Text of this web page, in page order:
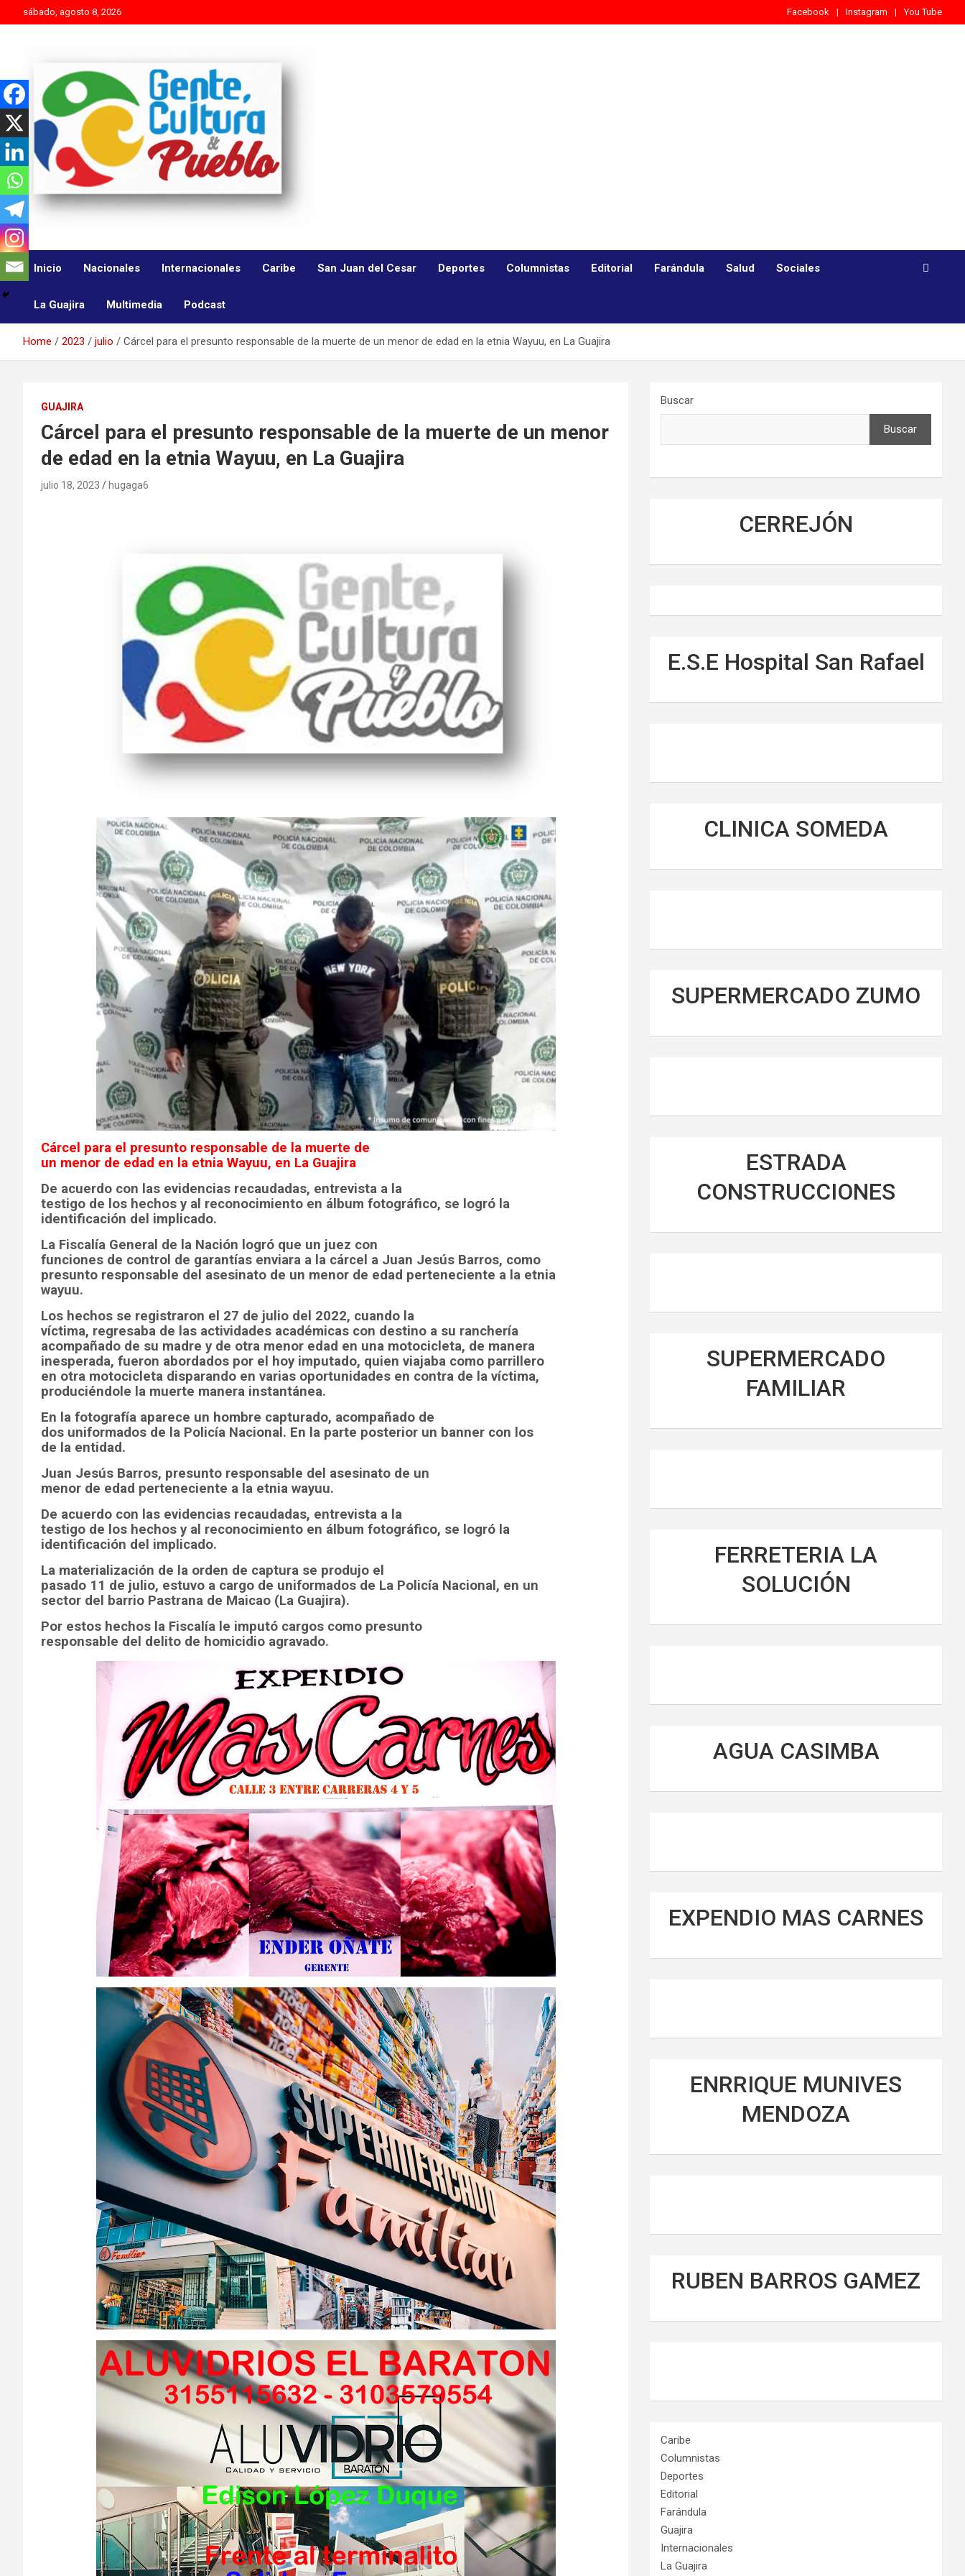
to
sábado, agosto 8, 2026 Facebook Instagram You Tube
Gente Cultura y Pueblo
Es mejor molestar con la verdad que agradar con adulaciones
Inicio Nacionales Internacionales Caribe San Juan del Cesar Deportes Columnistas Editorial Farándula Salud Sociales
La Guajira Multimedia Podcast
Home 2023 julio Cárcel para el presunto responsable de la muerte de un menor de edad en la etnia Wayuu, en La Guajira
GUAJIRA
Cárcel para el presunto responsable de la muerte de un menor
de edad en la etnia Wayuu, en La Guajira
julio 18, 2023 hugaga6
Cárcel para el presunto responsable de la muerte de
un menor de edad en la etnia Wayuu, en La Guajira
De acuerdo con las evidencias recaudadas, entrevista a la
testigo de los hechos y al reconocimiento en álbum fotográfico, se logró la
identificación del implicado.
La Fiscalía General de la Nación logró que un juez con
funciones de control de garantías enviara a la cárcel a Juan Jesús Barros, como
presunto responsable del asesinato de un menor de edad perteneciente a la etnia
wayuu.
Los hechos se registraron el 27 de julio del 2022, cuando la
víctima, regresaba de las actividades académicas con destino a su ranchería
acompañado de su madre y de otra menor edad en una motocicleta, de manera
inesperada, fueron abordados por el hoy imputado, quien viajaba como parrillero
en otra motocicleta disparando en varias oportunidades en contra de la víctima,
produciéndole la muerte manera instantánea.
En la fotografía aparece un hombre capturado, acompañado de
dos uniformados de la Policía Nacional. En la parte posterior un banner con los
de la entidad.
Juan Jesús Barros, presunto responsable del asesinato de un
menor de edad perteneciente a la etnia wayuu.
De acuerdo con las evidencias recaudadas, entrevista a la
testigo de los hechos y al reconocimiento en álbum fotográfico, se logró la
identificación del implicado.
La materialización de la orden de captura se produjo el
pasado 11 de julio, estuvo a cargo de uniformados de La Policía Nacional, en un
sector del barrio Pastrana de Maicao (La Guajira).
Por estos hechos la Fiscalía le imputó cargos como presunto
responsable del delito de homicidio agravado.
Buscar
Buscar
CERREJÓN
E.S.E Hospital San Rafael
CLINICA SOMEDA
SUPERMERCADO ZUMO
ESTRADA
CONSTRUCCIONES
SUPERMERCADO
FAMILIAR
FERRETERIA LA
SOLUCIÓN
AGUA CASIMBA
EXPENDIO MAS CARNES
ENRRIQUE MUNIVES
MENDOZA
RUBEN BARROS GAMEZ
Caribe
Columnistas
Deportes
Editorial
Farándula
Guajira
Internacionales
La Guajira